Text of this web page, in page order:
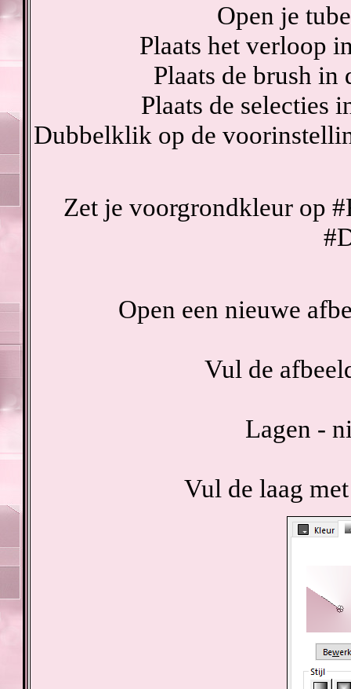
Open je
Plaats het verloop
Plaats de brush in
Plaats de selecties
Dubbelklik op de
Zet je voorgrondkleur op
Open een nieuwe
Vul de
Lagen -
Vul de laag